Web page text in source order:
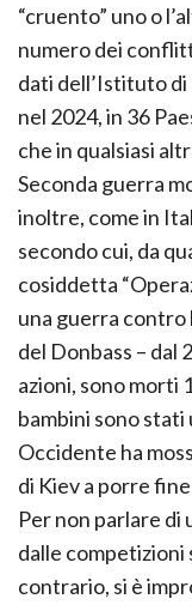
“cruento” uno o
numero dei
dati dell’Istituto di
nel 2024, in 36
che in qualsiasi
Seconda guerra
inoltre, come in
secondo cui, da
cosiddetta
una guerra contro
del Donbass – dal
azioni, sono morti
bambini sono stati
Occidente ha
di Kiev a porre
Per non parlare di
dalle
contrario, si è